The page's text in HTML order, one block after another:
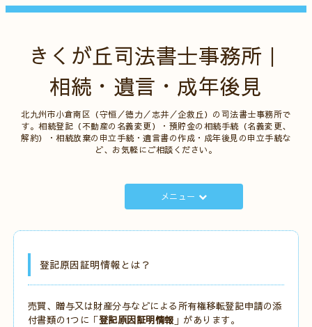
きくが丘司法書士事務所｜
相続・遺言・成年後見
北九州市小倉南区（守恒／徳力／志井／企救丘）の司法書士事務所で
す。相続登記（不動産の名義変更）・預貯金の相続手続（名義変更、
解約）・相続放棄の申立手続・遺言書の作成・成年後見の申立手続な
ど、お気軽にご相談ください。
メニュー
登記原因証明情報とは？
売買、贈与又は財産分与などによる所有権移転登記申請の添
付書類の1つに「登記原因証明情報 」があります。